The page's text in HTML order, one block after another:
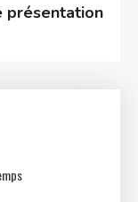
présentation